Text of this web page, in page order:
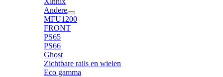
Andere
MFU1200
FRONT
PS65
PS66
Ghost
Zichtbare rails en wielen
Eco gamma